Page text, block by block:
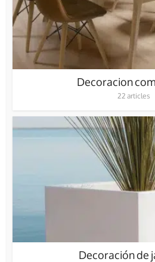
Decoracion
22 articles
Decoración de